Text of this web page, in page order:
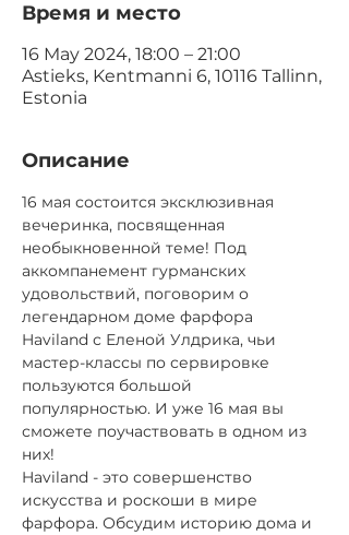
Время и место
16 May 2024, 18:00 – 21:00
Astieks, Kentmanni 6, 10116 Tallinn,
Estonia
Описание
16 мая состоится эксклюзивная
вечеринка, посвященная
необыкновенной теме! Под
аккомпанемент гурманских
удовольствий, поговорим о
легендарном доме фарфора
Haviland с Еленой Улдрика, чьи
мастер-классы по сервировке
пользуются большой
популярностью. И уже 16 мая вы
сможете поучаствовать в одном из
них!
Haviland - это совершенство
искусства и роскоши в мире
фарфора. Обсудим историю дома и